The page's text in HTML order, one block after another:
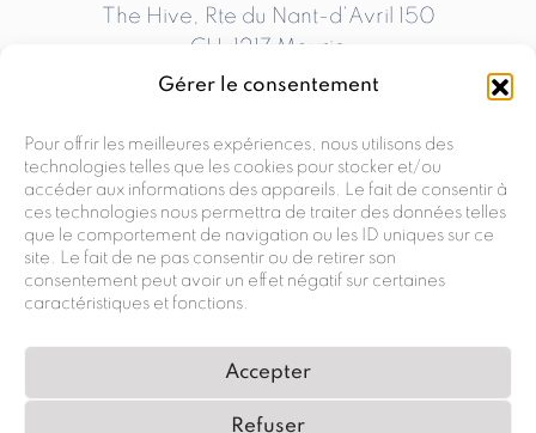
Gérer le consentement
Pour offrir les meilleures expériences, nous utilisons des
technologies telles que les cookies pour stocker et/ou
accéder aux informations des appareils. Le fait de consentir à
ces technologies nous permettra de traiter des données telles
que le comportement de navigation ou les ID uniques sur ce
site. Le fait de ne pas consentir ou de retirer son
consentement peut avoir un effet négatif sur certaines
caractéristiques et fonctions.
Accepter
Refuser
The Hive, Rte du Nant-d’Avril 150
CH-1217 Meyrin
T+41 58 810 00 00
MEANQUEST SA
Rte André-Piller 33 G
CH-1762 Givisiez
T+41 58 810 00 00